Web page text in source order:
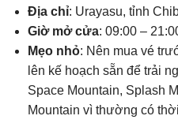
Địa chỉ: Urayasu, tỉnh
Giờ mở cửa: 09:00 –
Mẹo nhỏ: Nên mua vé
lên kế hoạch sẵn để trải
Space Mountain, Splash
Mountain vì thường có